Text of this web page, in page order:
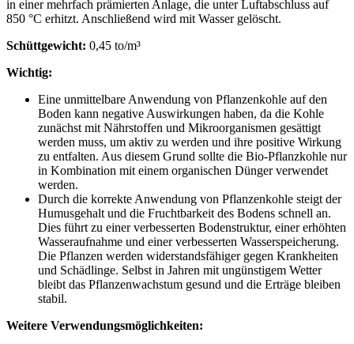
in einer mehrfach prämierten Anlage, die unter Luftabschluss auf
850 °C erhitzt. Anschließend wird mit Wasser gelöscht.
Schüttgewicht: 0,45 to/m³
Wichtig:
Eine unmittelbare Anwendung von Pflanzenkohle auf den
Boden kann negative Auswirkungen haben, da die Kohle
zunächst mit Nährstoffen und Mikroorganismen gesättigt
werden muss, um aktiv zu werden und ihre positive Wirkung
zu entfalten. Aus diesem Grund sollte die Bio-Pflanzkohle nur
in Kombination mit einem organischen Dünger verwendet
werden.
Durch die korrekte Anwendung von Pflanzenkohle steigt der
Humusgehalt und die Fruchtbarkeit des Bodens schnell an.
Dies führt zu einer verbesserten Bodenstruktur, einer erhöhten
Wasseraufnahme und einer verbesserten Wasserspeicherung.
Die Pflanzen werden widerstandsfähiger gegen Krankheiten
und Schädlinge. Selbst in Jahren mit ungünstigem Wetter
bleibt das Pflanzenwachstum gesund und die Erträge bleiben
stabil.
Weitere Verwendungsmöglichkeiten: